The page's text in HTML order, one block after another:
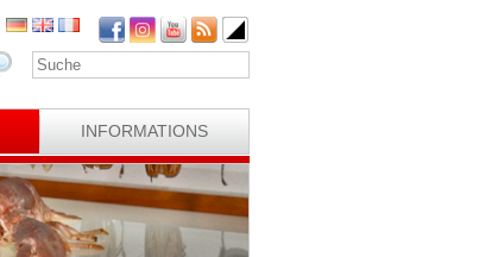
INFORMATIONS